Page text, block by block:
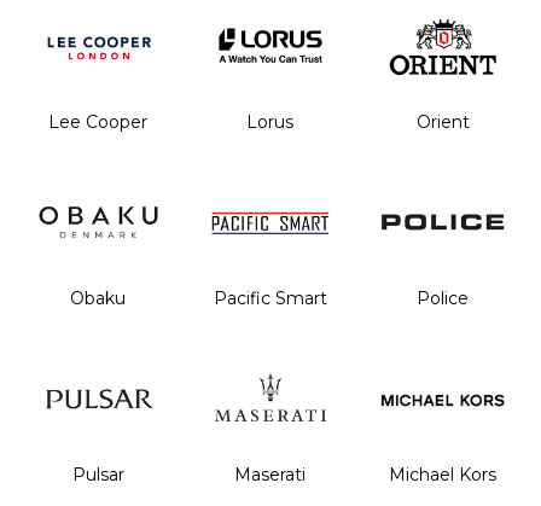
Lee Cooper Lorus Orient
Obaku Pacific Smart Police
Pulsar Maserati Michael Kors